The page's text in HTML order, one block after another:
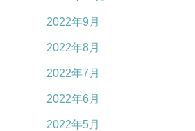
2022年9月
2022年8月
2022年7月
2022年6月
2022年5月